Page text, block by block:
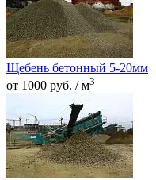
Щебень бетонный 5-20мм
от 1000 руб. / м3